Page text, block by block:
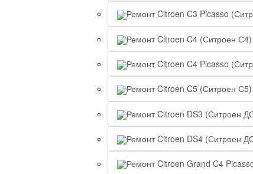
Ремонт Citroen C3 Picasso
Ремонт Citroen C4 (Ситроен
Ремонт Citroen C4 Picasso
Ремонт Citroen C5 (Ситроен
Ремонт Citroen DS3 (Ситроен
Ремонт Citroen DS4 (Ситроен
Ремонт Citroen Grand C4